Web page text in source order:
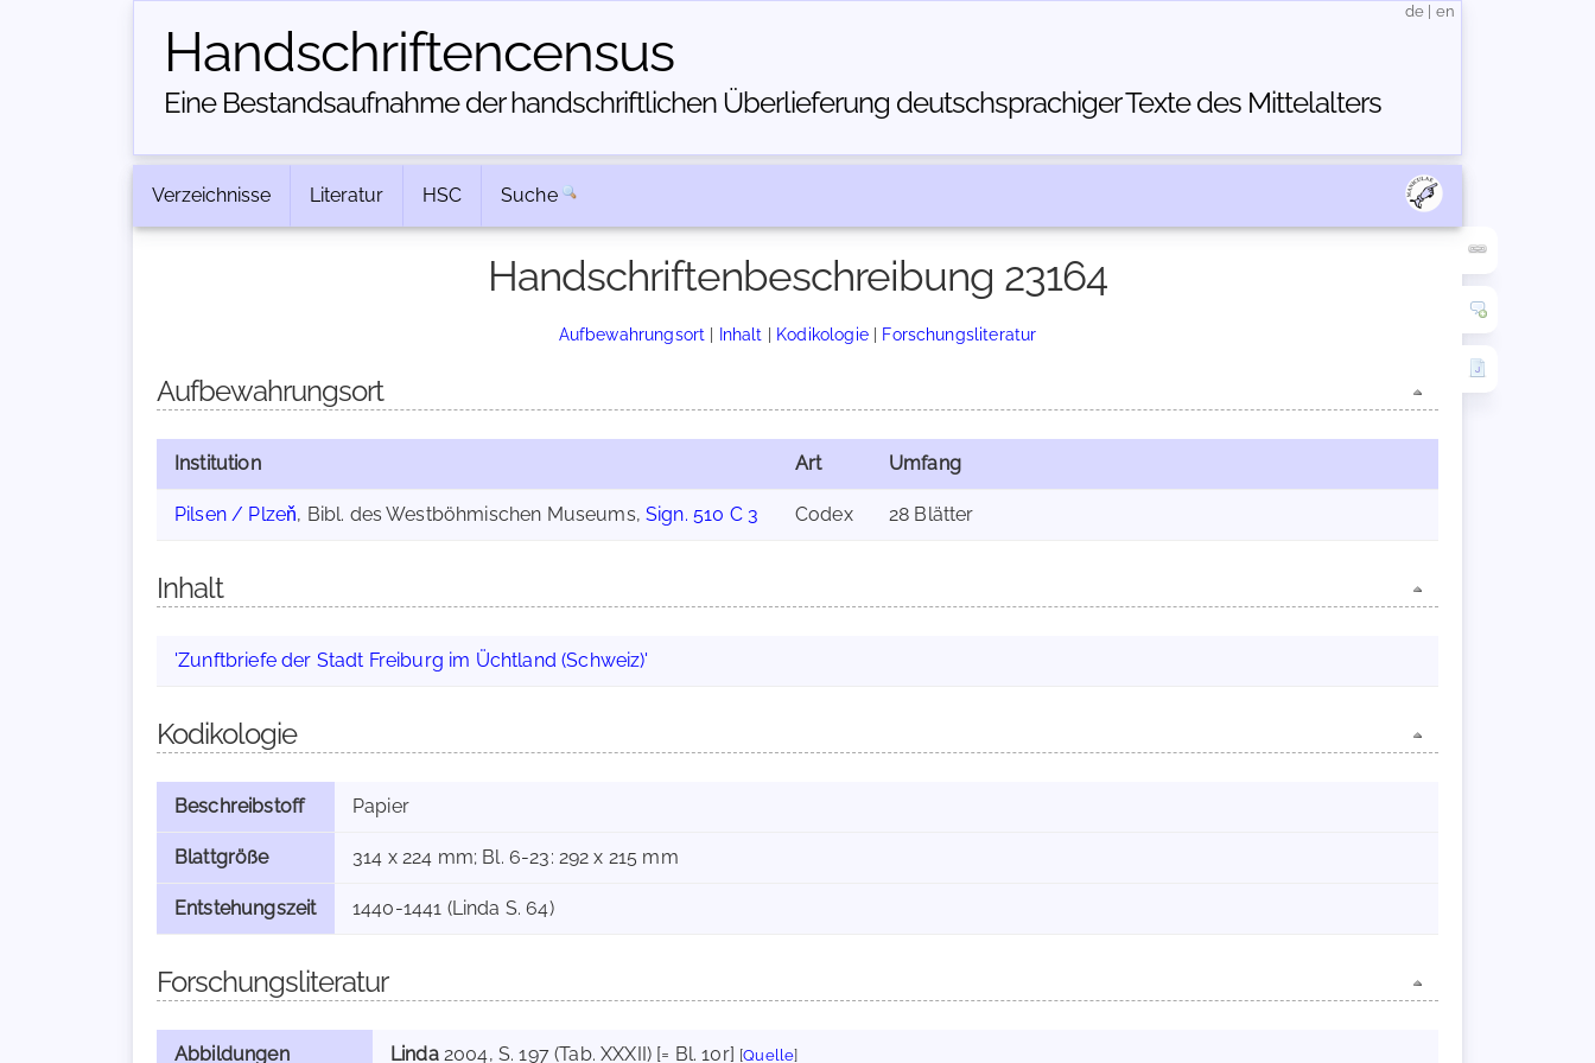
Handschriften­census
Eine Bestandsaufnahme der handschriftlichen Über­lieferung deutschsprachiger Texte des Mittelalters
de en
Verzeichnisse Literatur HSC Suche
Handschriftenbeschreibung 23164
Aufbewahrungsort | Inhalt | Kodikologie| Forschungsliteratur
Aufbewahrungsort
Institution Art Umfang
Pilsen / Plzeň, Bibl. des Westböhmischen Museums,Sign. 510 C 3 Codex 28 Blätter
Inhalt
'Zunftbriefe der Stadt Freiburg im Üchtland (Schweiz)'
Kodikologie
Beschreibstoff Papier
Blattgröße 314 x 224 mm; Bl. 6-23: 292 x 215 mm
Entstehungszeit 1440-1441 (Linda S. 64)
Forschungsliteratur
Abbildungen Linda2004, S. 197 (Tab. XXXII) [= Bl. 10r] [Quelle]